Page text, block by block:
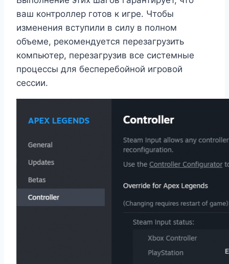
ваш контроллер готов к игре. Чтобы
изменения вступили в силу в полном
объеме, рекомендуется перезагрузить
компьютер, перезагрузив все системные
процессы для бесперебойной игровой
сессии.